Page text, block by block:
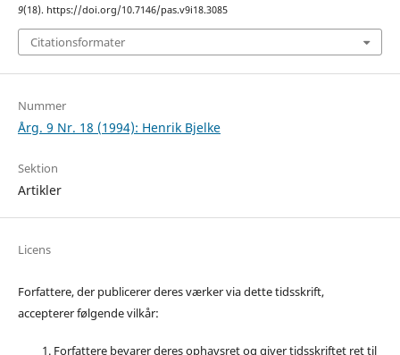
9(18). https://doi.org/10.7146/pas.v9i18.3085
Citationsformater
Nummer
Årg. 9 Nr. 18 (1994): Henrik Bjelke
Sektion
Artikler
Licens
Forfattere, der publicerer deres værker via dette tidsskrift,
accepterer følgende vilkår:
Forfattere bevarer deres ophavsret og giver tidsskriftet ret til